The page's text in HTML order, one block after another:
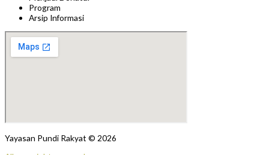
Program
Arsip Informasi
Yayasan Pundi Rakyat © 2026